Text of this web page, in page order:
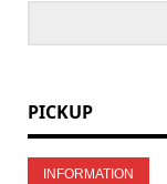
PICKUP
INFORMATION